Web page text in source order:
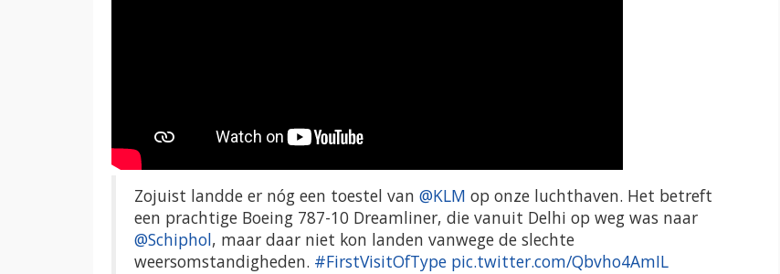
Zojuist landde er nóg een toestel van @KLM op onze luchthaven. Het betreft
een prachtige Boeing 787-10 Dreamliner, die vanuit Delhi op weg was naar
@Schiphol, maar daar niet kon landen vanwege de slechte
weersomstandigheden. #FirstVisitOfType pic.twitter.com/Qbvho4AmIL